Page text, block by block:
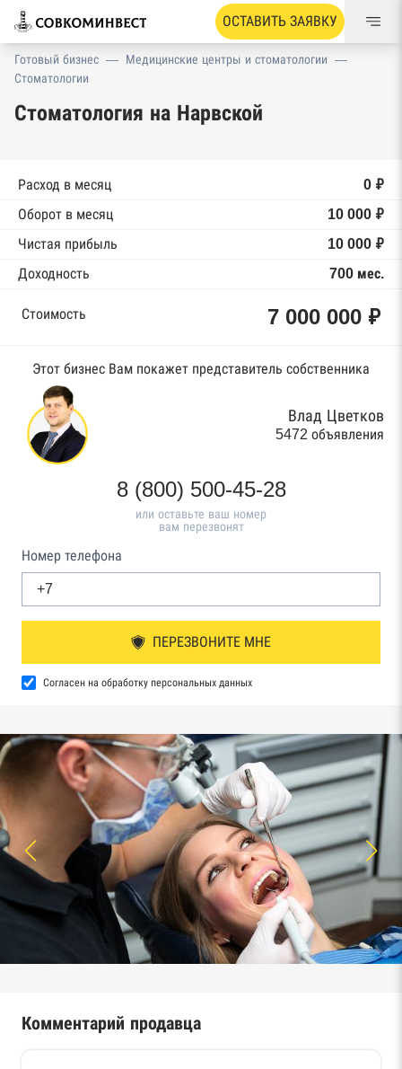
ОСТАВИТЬ ЗАЯВКУ
Готовый бизнес — Медицинские центры и стоматологии —
Стоматологии
Стоматология на Нарвской
Расход в месяц
0 ₽
Оборот в месяц
10 000 ₽
Чистая прибыль
10 000 ₽
Доходность
700 мес.
Стоимость 7 000 000 ₽
Этот бизнес Вам покажет представитель собственника
Влад Цветков
5472 объявления
8 (800) 500-45-28
или оставьте ваш номер
вам перезвонят
Номер телефона
ПЕРЕЗВОНИТЕ МНЕ
Согласен на обработку персональных данных
Комментарий продавца